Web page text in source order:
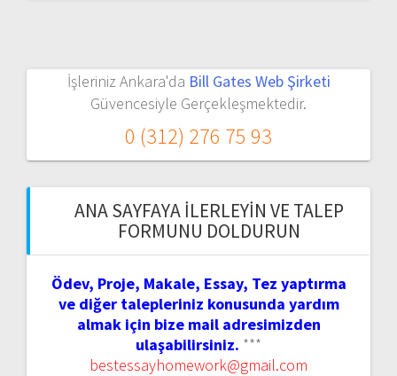
İşleriniz Ankara'da Bill Gates Web Şirketi
Güvencesiyle Gerçekleşmektedir.
0 (312) 276 75 93
ANA SAYFAYA İLERLEYIN VE TALEP
FORMUNU DOLDURUN
Ödev, Proje, Makale, Essay, Tez yaptırma
ve diğer talepleriniz konusunda yardım
almak için bize mail adresimizden
ulaşabilirsiniz. ***
bestessayhomework@gmail.com